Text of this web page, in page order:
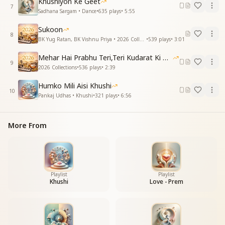
धरा पे मेरा मीत आ गया
मैं हूँ.. कौन, ये जाना मैंने
बाबा को, पहचाना मैने
हाँ .... उनका किया दी दार
अरे उनका किया दी दार
धरा पे मेरा मीत आ गया
धरा पे मेरा मीत आ गया
धरा पे मेरा मीत आ गया
धरा पे मेरा मीत आ गया
7
Sadhana Sargam • Dance•635 plays• 5:55
8
Sukoon
•539 plays• 3:01
9
Mehar Hai Prabhu Teri,Teri Kudarat Ki Meharbani
2026 Collections•536 plays• 2:39
10
Humko Mili Aisi Khushi
Pankaj Udhas • Khushi•321 plays• 6:56
More From
Playlist
Khushi
Playlist
Love - Prem